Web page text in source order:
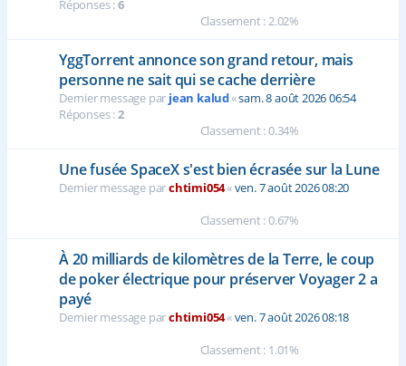
Réponses :6
Classement : 2.02%
YggTorrent annonce son grand retour, mais
personne ne sait qui se cache derrière
Dernier message par jean kalud«sam. 8 août 2026 06:54
Réponses :2
Classement : 0.34%
Une fusée SpaceX s'est bien écrasée sur la Lune
Dernier message parchtimi054«ven. 7 août 2026 08:20
Classement : 0.67%
À 20 milliards de kilomètres de la Terre, le coup
de poker électrique pour préserver Voyager 2 a
payé
Dernier message parchtimi054«ven. 7 août 2026 08:18
Classement : 1.01%